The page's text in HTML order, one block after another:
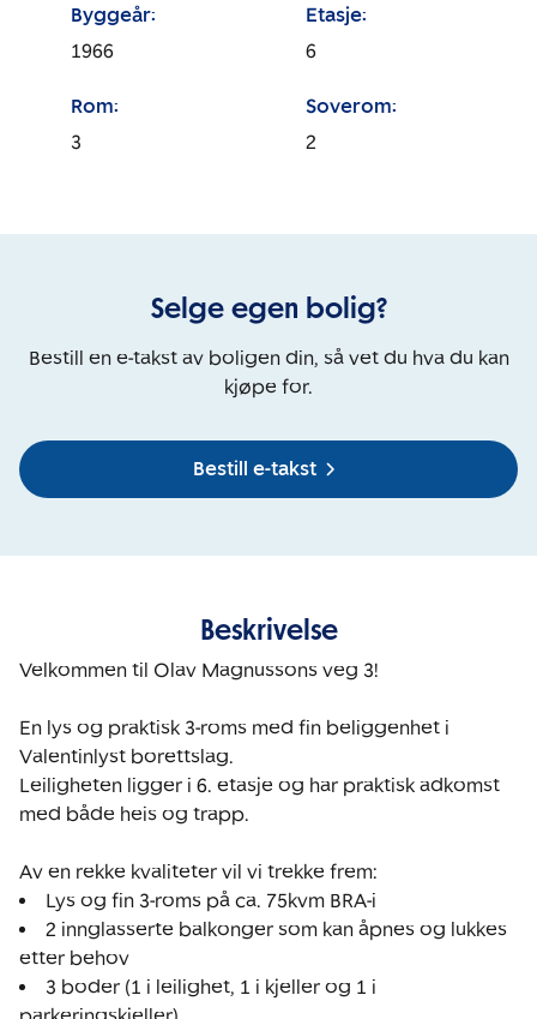
Byggeår:
1966
Etasje:
6
Rom:
3
Soverom:
2
Selge egen bolig?
Bestill en e-takst av boligen din, så vet du hva du kan
kjøpe for.
Bestill e-takst
Beskrivelse
Velkommen til Olav Magnussons veg 3!
En lys og praktisk 3-roms med fin beliggenhet i
Valentinlyst borettslag.
Leiligheten ligger i 6. etasje og har praktisk adkomst
med både heis og trapp.
2 innglasserte balkonger som kan åpnes og lukkes
3 boder (1 i leilighet, 1 i kjeller og 1 i